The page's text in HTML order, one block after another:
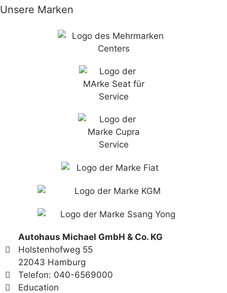
Unsere Marken
Autohaus Michael GmbH & Co. KG
Holstenhofweg 55
22043 Hamburg
Telefon: 040-6569000
Education